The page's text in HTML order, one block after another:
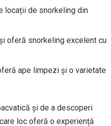
locații de snorkeling din
oferă snorkeling excelent cu
ape limpezi și o varietate
și de a descoperi
loc oferă o experiență